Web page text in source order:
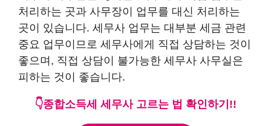
처리하는 곳과 사무장이 업무를 대신 처리하는
곳이 있습니다. 세무사 업무는 대부분 세금 관련
중요 업무이므로 세무사에게 직접 상담하는 것이
좋으며, 직접 상담이 불가능한 세무사 사무실은
피하는 것이 좋습니다.
👇종합소득세 세무사 고르는 법 확인하기!!